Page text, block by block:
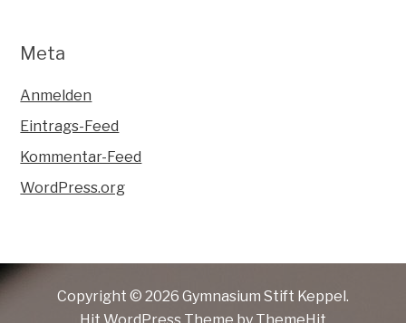
Meta
Anmelden
Eintrags-Feed
Kommentar-Feed
WordPress.org
Copyright © 2026 Gymnasium Stift Keppel.